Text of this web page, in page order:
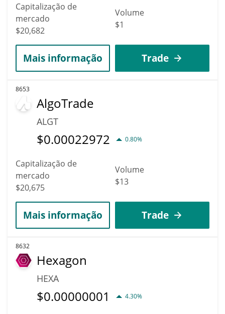
Capitalização de
mercado
$20,682
Volume
$1
Mais informação Trade
8653
AlgoTrade
ALGT
$0.00022972 0.80%
Capitalização de
mercado
$20,675
Volume
$13
Mais informação Trade
8632
Hexagon
HEXA
$0.00000001 4.30%